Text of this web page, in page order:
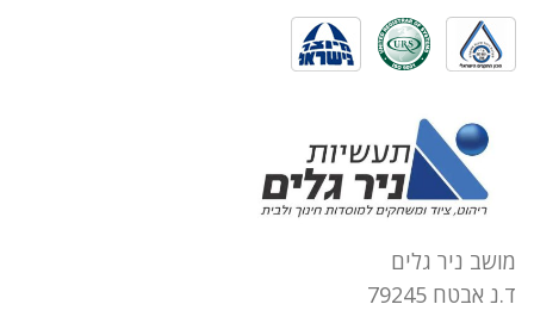
מושב ניר גלים
ד.נ אבטח 79245